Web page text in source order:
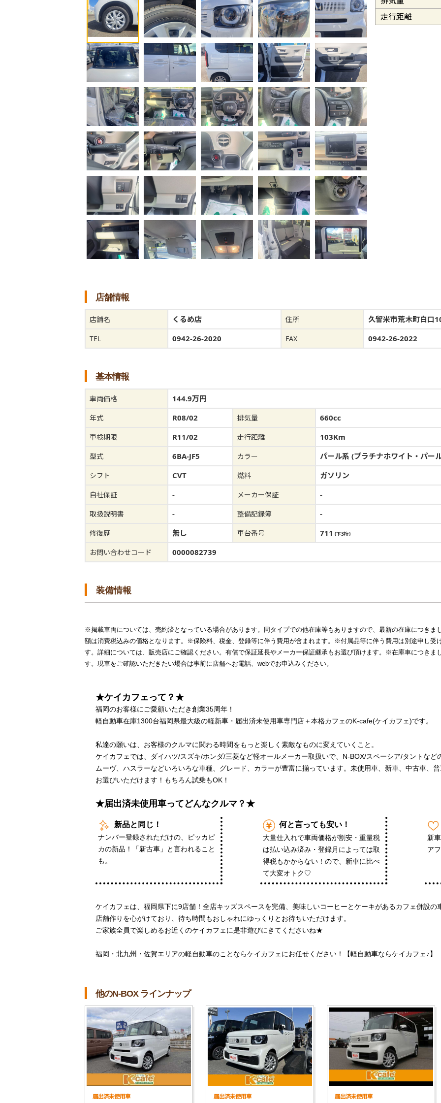
走行距離
店舗情報
店舗名 くるめ店 住所 久留米市荒木町白口
TEL 0942-26-2020 FAX 0942-26-2022
基本情報
車両価格 144.9万円
年式 R08/02 排気量 660cc
車検期限 R11/02 走行距離 103Km
型式 6BA-JF5 カラー パール系 (プラチナホワイト・パー
シフト CVT 燃料 ガソリン
自社保証 - メーカー保証 -
取扱説明書 - 整備記録簿 -
修復歴 無し 車台番号 711 (下3桁)
お問い合わせコード 0000082739
装備情報
※掲載車両については、売約済となっている場合があります。同タイプでの他在庫等もありますので、最新の在庫につき
額は消費税込みの価格となります。※保険料、税金、登録等に伴う費用が含まれます。※付属品等に伴う費用は別途申し
す。詳細については、販売店にご確認ください。有償で保証延長やメーカー保証継承もお選び頂けます。※在庫車につきま
す。現車をご確認いただきたい場合は事前に店舗へお電話、webでお申込みください。
★ケイカフェって？★
福岡のお客様にご愛顧いただき創業35周年！
軽自動車在庫1300台福岡県最大級の軽新車・届出済未使用車専門店＋本格カフェのK-cafe(ケイカフェ)です。
私達の願いは、お客様のクルマに関わる時間をもっと楽しく素敵なものに変えていくこと。
ケイカフェでは、ダイハツ/スズキ/ホンダ/三菱など軽オールメーカー取扱いで、N-BOX/スペーシア/タントな
ムーヴ、ハスラーなどいろいろな車種、グレード、カラーが豊富に揃っています。未使用車、新車、中古車、
お選びいただけます！もちろん試乗もOK！
★届出済未使用車ってどんなクルマ？★
新品と同じ！
ナンバー登録されただけの、ピッカピ
カの新品！「新古車」と言われること
も。
何と言っても安い！
大量仕入れで車両価格が割安・重量税
は払い込み済み・登録月によっては取
得税もかからない！ので、新車に比べ
て大変オトク♡
新
ア
ケイカフェは、福岡県下に9店舗！全店キッズスペースを完備、美味しいコーヒーとケーキがあるカフェ併設の
店舗作りを心がけており、待ち時間もおしゃれにゆっくりとお待ちいただけます。
ご家族全員で楽しめるお近くのケイカフェに是非遊びにきてくださいね★
福岡・北九州・佐賀エリアの軽自動車のことならケイカフェにお任せください！【軽自動車ならケイカフェ♪】
他のN-BOX ラインナップ
届出済未使用車 届出済未使用車 届出済未使用車